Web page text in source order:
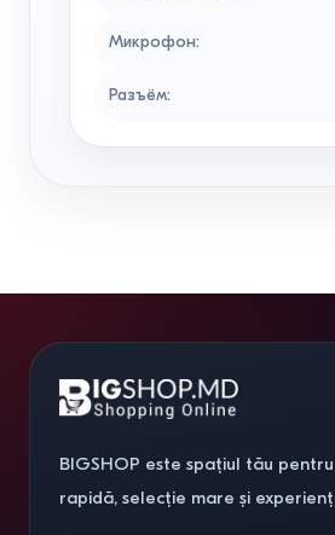
Микрофон:
Разъём:
BIGSHOP este spațiul tău
rapidă, selecție mare și